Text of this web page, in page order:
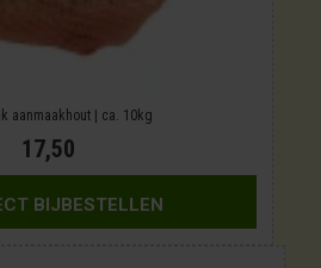
aanmaakhout | ca. 10kg
17,50
BIJBESTELLEN